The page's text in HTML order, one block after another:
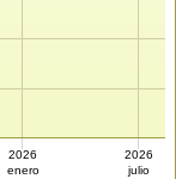
2026
enero
2026
julio